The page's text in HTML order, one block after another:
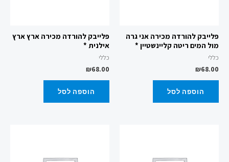
פלייבק להורדה מכירה אני גרה
מול המים ריטה קליינשטיין *
כללי
₪68.00
הוספה לסל
פלייבק להורדה מכירה ארץ ארץ
אילנית *
כללי
₪68.00
הוספה לסל